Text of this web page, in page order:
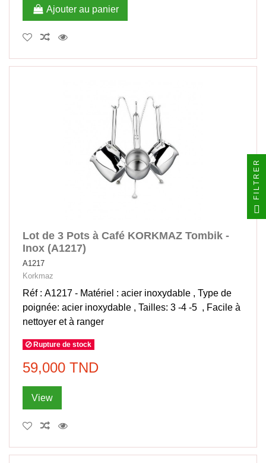
Ajouter au panier
Lot de 3 Pots à Café KORKMAZ Tombik -
Inox (A1217)
A1217
Korkmaz
Réf : A1217 - Matériel : acier inoxydable , Type de
poignée: acier inoxydable , Tailles: 3 -4 -5 , Facile à
nettoyer et à ranger
Rupture de stock
59,000 TND
View
FILTRER